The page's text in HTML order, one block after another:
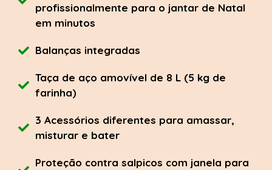
profissionalmente para o jantar de Natal
em minutos
Balanças integradas
Taça de aço amovível de 8 L (5 kg de
farinha)
3 Acessórios diferentes para amassar,
misturar e bater
Proteção contra salpicos com janela para